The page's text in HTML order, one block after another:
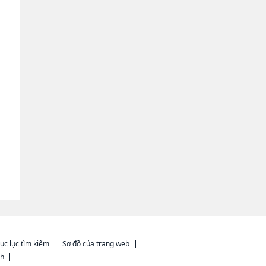
lục tìm kiếm
Sơ đồ của trang web